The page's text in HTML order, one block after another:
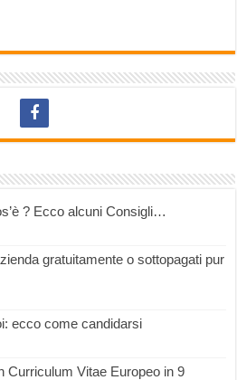
? Ecco alcuni Consigli…
gratuitamente o sottopagati pur
ecco come candidarsi
Curriculum Vitae Europeo in 9